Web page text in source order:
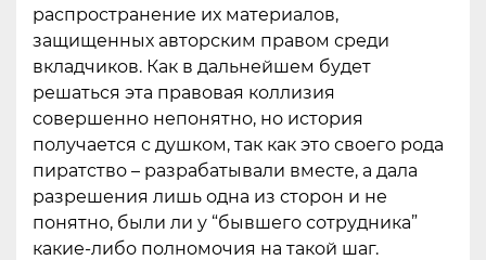
распространение их материалов,
защищенных авторским правом среди
вкладчиков. Как в дальнейшем будет
решаться эта правовая коллизия
совершенно непонятно, но история
получается с душком, так как это своего рода
пиратство – разрабатывали вместе, а дала
разрешения лишь одна из сторон и не
понятно, были ли у “бывшего сотрудника”
какие-либо полномочия на такой шаг.